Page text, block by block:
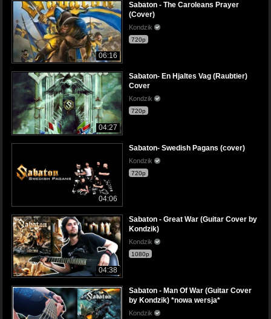
06:16
Sabaton - The Caroleans Prayer
(Cover)
Kondzik
720p
04:27
Sabaton- En Hjaltes Vag (Raubtier)
Cover
Kondzik
720p
04:06
Sabaton- Swedish Pagans (cover)
Kondzik
720p
04:38
Sabaton - Great War (Guitar Cover by
Kondzik)
Kondzik
1080p
Sabaton - Man Of War (Guitar Cover
by Kondzik) *nowa wersja*
Kondzik